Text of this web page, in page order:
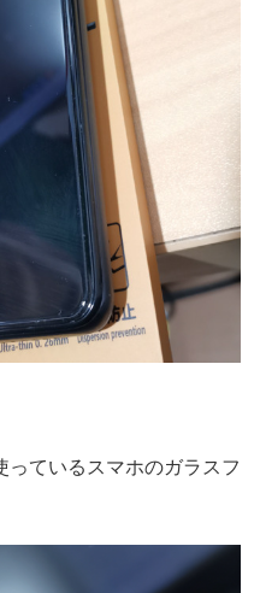
ているスマホのガラスフ